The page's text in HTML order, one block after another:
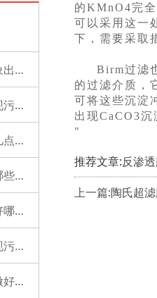
怎么预防反渗透膜的结垢现象出现？
怎么有效的避免反渗透膜出现污染？
用户对于反渗透膜存在着哪几点误解？
反渗透膜安装结束后要做好哪些检查的工作？
反渗透膜的安装和拆卸要做好哪些准备？
如何预防反渗透膜的表面出现污染？
想要反渗透膜的使用稳定要做好哪些工作？
的KMnO4完
可以采用这一
下，需要采取
Birm过滤
的过滤介质，
可将这些沉淀
出现CaCO3沉
"
推荐文章:反渗
上一篇:陶氏超